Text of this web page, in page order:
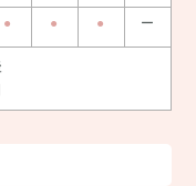
● ● ● ー